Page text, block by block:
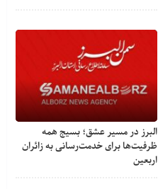
البرز در مسیر عشق؛ بسیج همه
ظرفیت‌ها برای خدمت‌رسانی به زائران
اربعین